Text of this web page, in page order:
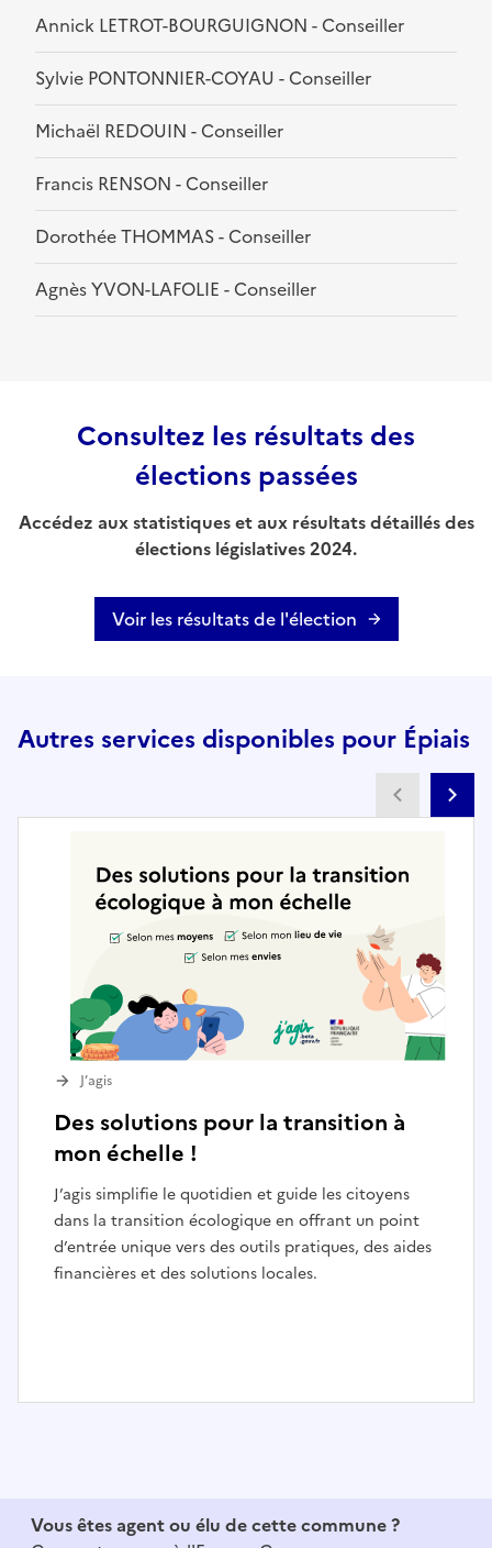
Annick LETROT-BOURGUIGNON - Conseiller
Sylvie PONTONNIER-COYAU - Conseiller
Michaël REDOUIN - Conseiller
Francis RENSON - Conseiller
Dorothée THOMMAS - Conseiller
Agnès YVON-LAFOLIE - Conseiller
Consultez les résultats des
élections passées
Accédez aux statistiques et aux résultats détaillés des
élections législatives 2024.
Voir les résultats de l'élection
Autres services disponibles pour Épiais
Des solutions pour la transition à
mon échelle !
J’agis simplifie le quotidien et guide les citoyens
dans la transition écologique en offrant un point
d’entrée unique vers des outils pratiques, des aides
financières et des solutions locales.
J’agis
Vous êtes agent ou élu de cette commune ?